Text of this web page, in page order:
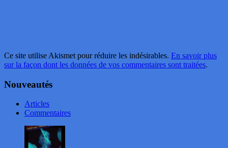
Ce site utilise Akismet pour réduire les indésirables. En savoir plus
sur la façon dont les données de vos commentaires sont traitées.
Nouveautés
Articles
Commentaires